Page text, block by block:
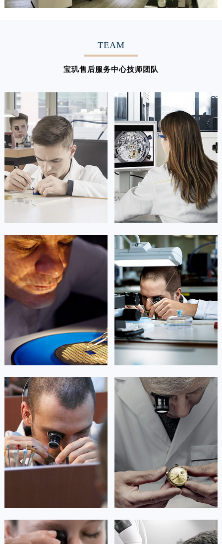
TEAM
宝玑售后服务中心技师团队
凯罗尔·切尔西
资深宝玑技师
是宝玑售后服务中心
(宝玑保养维修中心)
的高级技师之一
Beijing Breguet Maintain center
北京宝玑维修
达芙妮·克劳迪娅
资深宝玑技师
是宝玑售后服务中心
(宝玑保养维修中心)
的高级技师之一
Shanghai Breguet Maintain center
 上海宝玑维修
艾德琳·亚历桑德拉
资深宝玑技师
是宝玑售后服务中心
(宝玑保养维修中心)
的高级技师之一
Guangzhou Breguet Maintain center
 广州宝玑维修
艾莉森·安吉莉亚
资深宝玑技师
是宝玑售后服务中心
(宝玑保养维修中心)
的高级技师之一
Shenzhen Breguet Maintain center
 深圳宝玑维修
安尼塔·阿普里尔 贝亚特·布兰奇